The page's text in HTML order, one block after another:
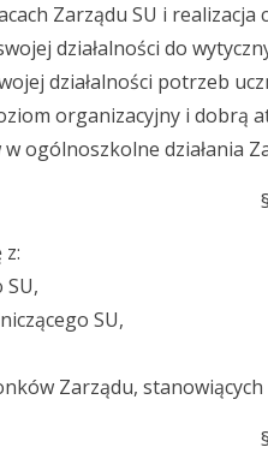
Zarządu SU i realizacja
działalności do
działalności potrzeb
organizacyjny i dobrą
w ogólnoszkolne działania
z:
SU,
SU,
Zarządu,